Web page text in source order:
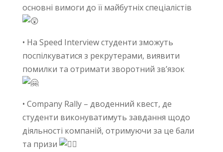
основні вимоги до її майбутніх спеціалістів
• На Speed Interview студенти зможуть
поспілкуватися з рекрутерами, виявити
помилки та отримати зворотний зв’язок
• Company Rally – дводенний квест, де
студенти виконуватимуть завдання щодо
діяльності компаній, отримуючи за це бали
та призи